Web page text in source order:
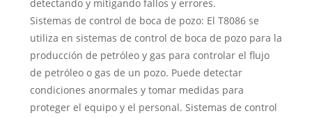
detectando y mitigando fallos y errores.
Sistemas de control de boca de pozo: El T8086 se
utiliza en sistemas de control de boca de pozo para la
producción de petróleo y gas para controlar el flujo
de petróleo o gas de un pozo. Puede detectar
condiciones anormales y tomar medidas para
proteger el equipo y el personal. Sistemas de control